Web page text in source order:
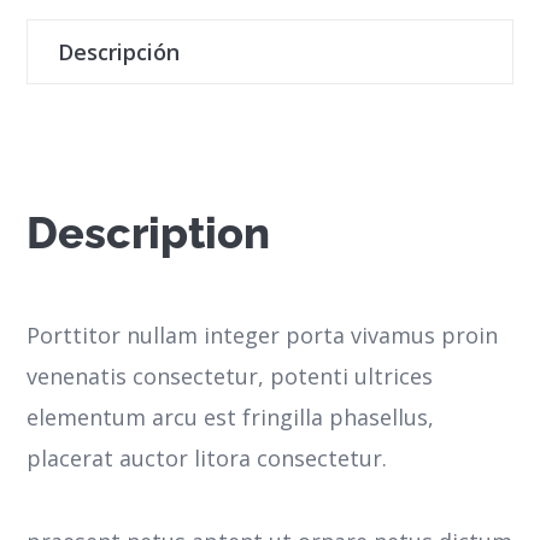
Descripción
Description
Porttitor nullam integer porta vivamus proin
venenatis consectetur, potenti ultrices
elementum arcu est fringilla phasellus,
placerat auctor litora consectetur.